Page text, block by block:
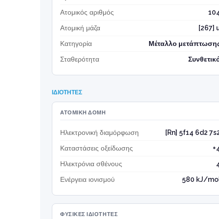
Ατομικός αριθμός
Ατομική μάζα
[267]
Κατηγορία
Μέταλλο
Σταθερότητα
ΙΔΙΌΤΗΤΕΣ
ΑΤΟΜΙΚΉ ΔΟΜΉ
Ηλεκτρονική διαμόρφωση
[Rn] 5f14 6d2
Καταστάσεις οξείδωσης
Ηλεκτρόνια σθένους
Ενέργεια ιονισμού
580 kJ/
ΦΥΣΙΚΈΣ ΙΔΙΌΤΗΤΕΣ